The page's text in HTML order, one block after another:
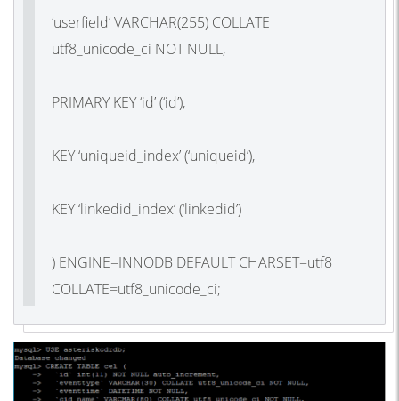
‘userfield’ VARCHAR(255) COLLATE
utf8_unicode_ci NOT NULL,
PRIMARY KEY ‘id’ (‘id’),
KEY ‘uniqueid_index’ (‘uniqueid’),
KEY ‘linkedid_index’ (‘linkedid’)
) ENGINE=INNODB DEFAULT CHARSET=utf8
COLLATE=utf8_unicode_ci;